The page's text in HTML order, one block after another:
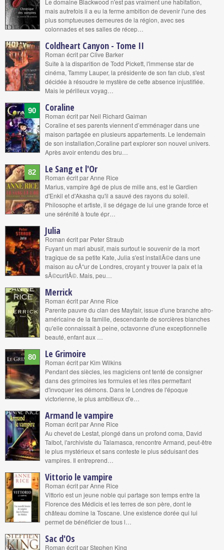
Le domaine Blackwood n'est pas vraiment une habitation,
mais autrefois il a eu la ferme ambition de devenir l'une des
plus somptueuses demeures de la région, avec ses
colonnades et ses salles de récep…
Coldheart Canyon - Tome II
Roman écrit par Clive Barker
Suite à la disparition de Todd Pickett, l'immense star de
cinéma, Tammy Lauper, la présidente de son fan club, s'est
décidée à résoudre le mystère de cette absence injustifiée.
Mais le périlleux voyag…
90 Coraline
Roman écrit par Neil Richard Gaiman
Coraline et ses parents viennent d’emménager dans une
maison partagée en plusieurs appartements. Le lendemain
de son installation,Coraline part explorer son nouvel univers.
Après avoir entendu des bru…
82 Le Sang et l'Or
Roman écrit par Anne Rice
Marius, vampire âgé de plus de mille ans, est le Gardien
d'Enkil et d'Akasha qu'il a sauvé des rayons du soleil.
Philosophe et artiste, il se dégage de lui une grande force et
une sérénité à toute épr…
Julia
Roman écrit par Peter Straub
Fuyant un mari abusif, mais surtout le souvenir de la mort
tragique de sa petite Kate, Julia s'est installÃ©e dans une
maison au cÅ“ur de Londres, croyant y trouver la paix et la
sÃ©curitÃ©. Mais, peu…
Merrick
Roman écrit par Anne Rice
Parente pauvre du clan des Mayfair, issue d'une branche afro-
américaine de la famille, descendante de sorcières blanches
qu'elle connaissait à peine, octavonne d'une exceptionnelle
beauté, enfant aux …
80 Le Grimoire
Roman écrit par Kim Wilkins
Pendant des siècles, les magiciens ont tenté de consigner
dans des grimoires les formules et les rites permettant
d'invoquer les démons. Dans le Londres de l'époque
victorienne, le plus ambitieux d'e…
Armand le vampire
Roman écrit par Anne Rice
Au chevet de Lestat, plongé dans un profond coma, David
Talbot, l'archiviste du Talamasca, rencontre Armand, peut-être
le plus mystérieux et sans conteste le plus séduisant des
vampires. Il entreprend…
Vittorio le vampire
Roman écrit par Anne Rice
Vittorio est un jeune noble qui partage son temps entre la
Florence des Médicis et les terres de son père, dont le
château domine la Toscane. Une existence dorée qui lui
permet de bénéficier de tous l…
Sac d'Os
Roman écrit par Stephen King